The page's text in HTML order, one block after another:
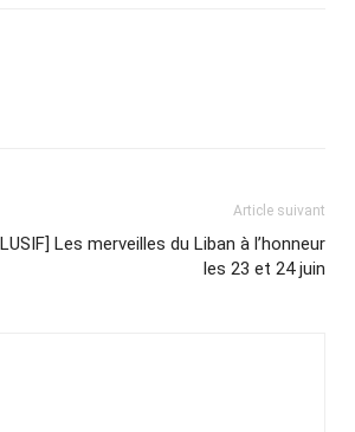
Article suivant
Les merveilles du Liban à l’honneur
les 23 et 24 juin